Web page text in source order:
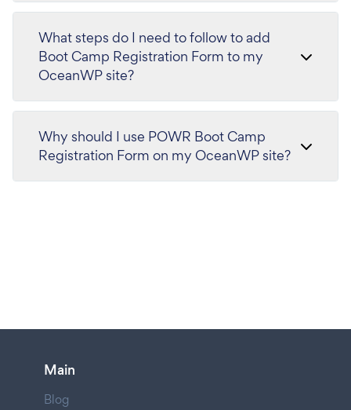
What steps do I need to follow to add
Boot Camp Registration Form to my
OceanWP site?
Why should I use POWR Boot Camp
Registration Form on my OceanWP site?
Main
Blog